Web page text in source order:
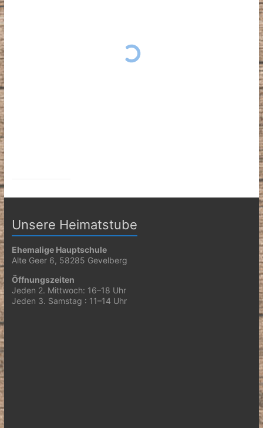
Unsere Heimatstube
Ehemalige Hauptschule
Alte Geer 6, 58285 Gevelberg
Öffnungszeiten
Jeden 2. Mittwoch: 16–18 Uhr
Jeden 3. Samstag : 11–14 Uhr